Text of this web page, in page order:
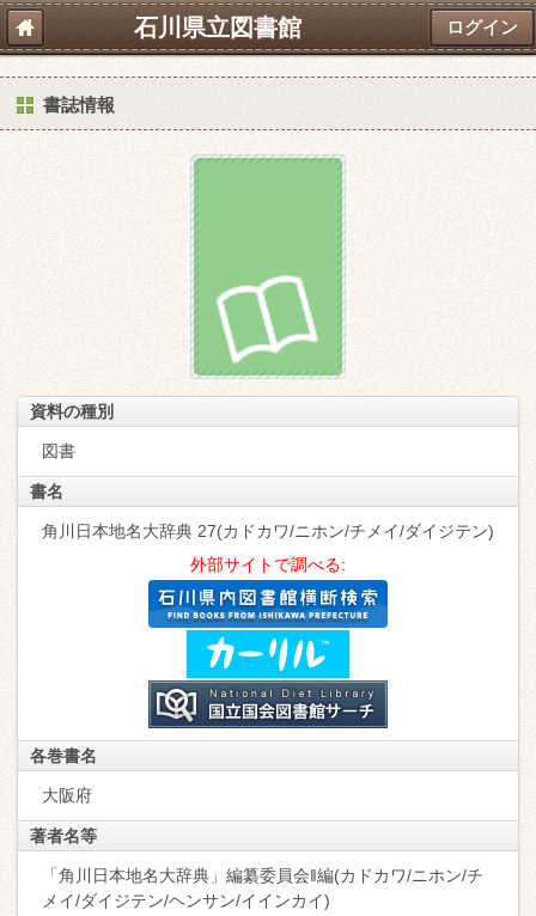
石川県立図書館 ログイン
書誌情報
資料の種別
図書
書名
角川日本地名大辞典 27(カドカワ/ニホン/チメイ/ダイジテン)
外部サイトで調べる:
各巻書名
大阪府
著者名等
「角川日本地名大辞典」編纂委員会‖編(カドカワ/ニホン/チ
メイ/ダイジテン/ヘンサン/イインカイ)